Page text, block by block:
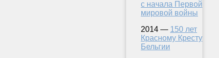
с начала Первой
мировой войны
2014 — 150 лет
Красному Кресту
Бельгии